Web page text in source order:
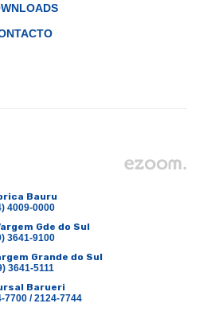
Bauru
4009-0000
Gde do Sul
3641-9100
Grande do Sul
3641-5111
Barueri
7700 / 2124-7744